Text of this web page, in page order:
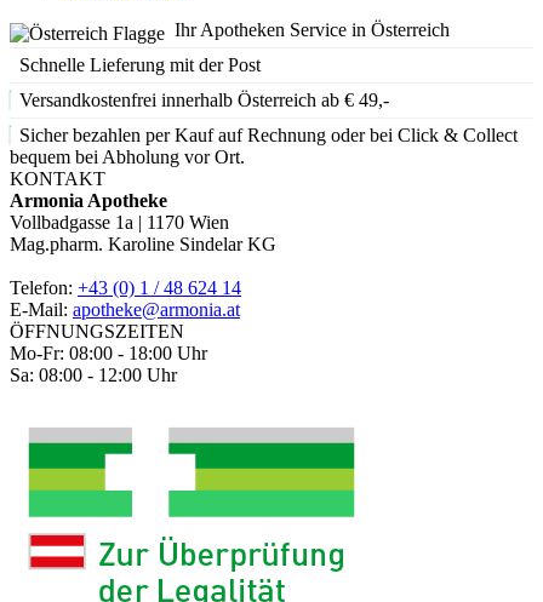
Ihr Apotheken Service in Österreich
Schnelle Lieferung mit der Post
Versandkostenfrei innerhalb Österreich ab € 49,-
Sicher bezahlen per Kauf auf Rechnung oder bei Click & Collect
bequem bei Abholung vor Ort.
KONTAKT
Armonia Apotheke
Vollbadgasse 1a | 1170 Wien
Mag.pharm. Karoline Sindelar KG
Telefon: +43 (0) 1 / 48 624 14
E-Mail: apotheke@armonia.at
ÖFFNUNGSZEITEN
Mo-Fr: 08:00 - 18:00 Uhr
Sa: 08:00 - 12:00 Uhr